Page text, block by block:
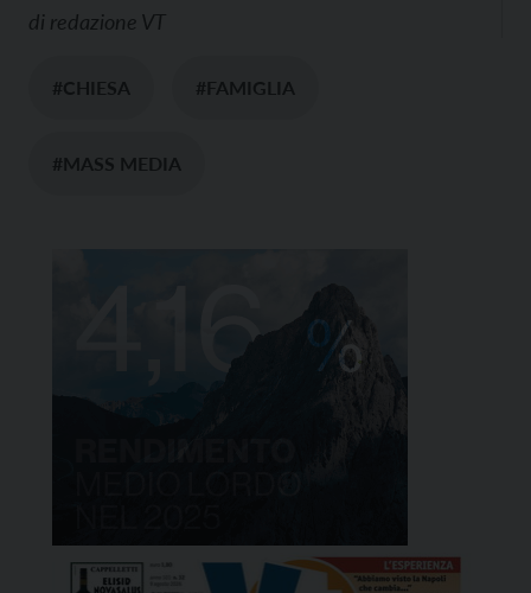
di redazione VT
#CHIESA #FAMIGLIA
#MASS MEDIA